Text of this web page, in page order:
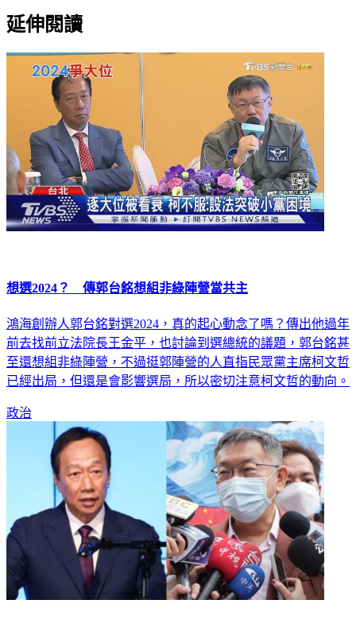
延伸閱讀
想選2024？ 傳郭台銘想組非綠陣營當共主
鴻海創辦人郭台銘對選2024，真的起心動念了嗎？傳出他過年
前去找前立法院長王金平，也討論到選總統的議題，郭台銘甚
至還想組非綠陣營，不過挺郭陣營的人直指民眾黨主席柯文哲
已經出局，但還是會影響選局，所以密切注意柯文哲的動向。
政治